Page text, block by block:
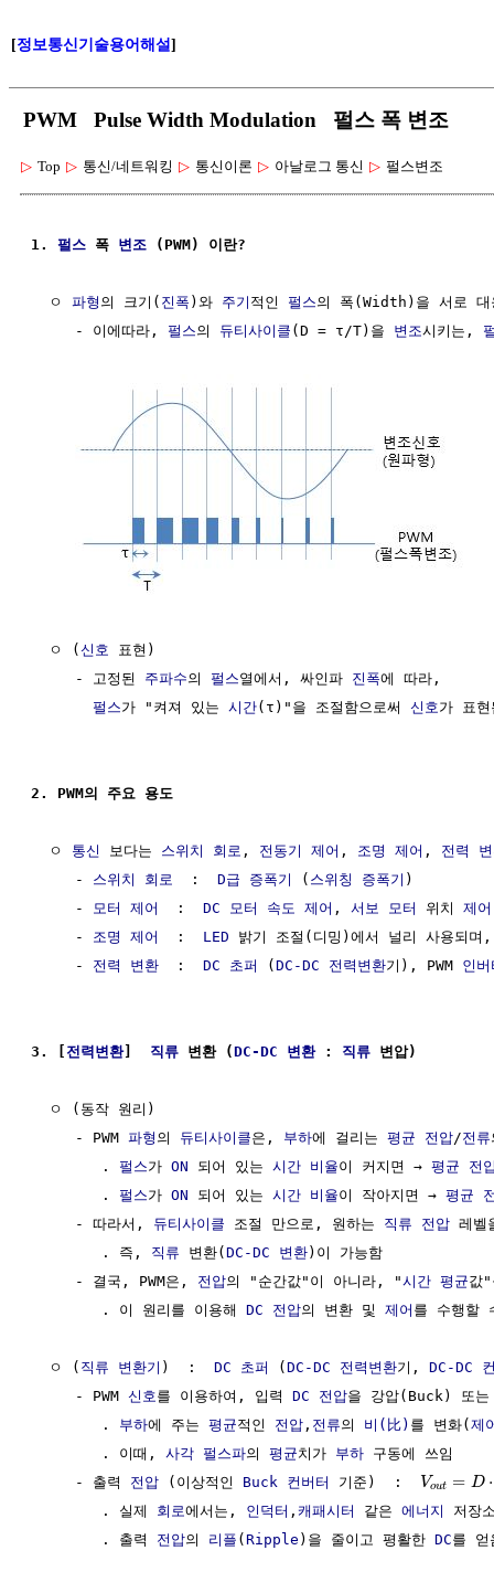
[정보통신기술용어해설]
PWM Pulse Width Modulation 펄스 폭 변조
▷ Top ▷ 통신/네트워킹 ▷ 통신이론 ▷ 아날로그 통신 ▷ 펄스변조
1. 펄스 폭 변조 (PWM) 이란?
  ㅇ
파형 의 크기( 진폭 )와 주기 적인 펄스의 폭(Width)을 서로 대
     - 이에따라,
펄스의 듀티사이클 (D = τ/T)을 변조시키는,
  ㅇ (
신호 표현)
     - 고정된
주파수의 펄스열에서, 싸인파 진폭에 따라,
펄스가 "켜져 있는 시간(τ)"을 조절함으로써 신호가 표현
2. PWM의 주요 용도
  ㅇ
통신 보다는 스위치 회로 , 전동기 제어 , 조명 제어 , 전력
     -
스위치 회로
  :
D급 증폭기 ( 스위칭 증폭기 )
     -
모터 제어
  :
DC 모터 속도 제어 , 서보 모터 위치 제어
     -
조명 제어
  :
LED 밝기 조절(디밍)에서 널리 사용되
     -
전력 변환
  :
DC 초퍼 (DC-DC 전력변환기), PWM 인버
3. [ 전력변환] 직류 변환 (DC-DC 변환 : 직류 변압)
  ㅇ (동작 원리)
     - PWM
파형 의 듀티사이클은, 부하에 걸리는 평균 전압/전류
        .
펄스가 ON 되어 있는 시간 비율이 커지면 → 평균
전
        .
펄스가 ON 되어 있는 시간 비율이 작아지면 → 평균
     - 따라서,
듀티사이클 조절 만으로, 원하는 직류 전압 레벨
        . 즉,
직류 변환(DC-DC 변환)이 가능함
     - 결국, PWM은,
전압의 "순간값"이 아니라, "시간 평균값
        . 이 원리를 이용해
DC 전압의 변환 및 제어 를 수행할
  ㅇ (
직류 변환기 )  : DC 초퍼 (DC-DC 전력변환기, DC-DC
     - PWM
신호를 이용하여, 입력 DC 전압을 강압(Buck) 또
        .
부하에 주는 평균적인 전압 , 전류의 비(比) 를 변화(제
        . 이때,
사각 펄스파의 평균치가 부하 구동에 쓰임
     - 출력
전압 (이상적인 Buck 컨버터 기준)  : Vout = D ⋅
        . 실제
회로에서는, 인덕터 , 캐패시터 같은 에너지
저장
        . 출력
전압의 리플 (Ripple )을 줄이고 평활한 DC